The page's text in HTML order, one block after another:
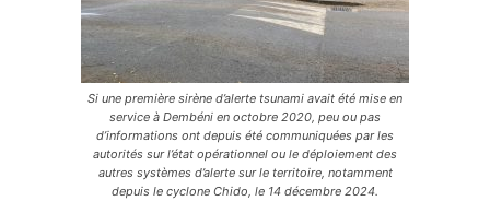
Si une première sirène d’alerte tsunami avait été mise en
service à Dembéni en octobre 2020, peu ou pas
d’informations ont depuis été communiquées par les
autorités sur l’état opérationnel ou le déploiement des
autres systèmes d’alerte sur le territoire, notamment
depuis le cyclone Chido, le 14 décembre 2024.